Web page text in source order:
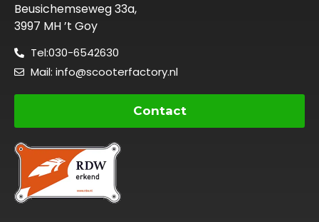
Beusichemseweg 33a,
3997 MH ’t Goy
Tel:030-6542630
Mail: info@scooterfactory.nl
Contact